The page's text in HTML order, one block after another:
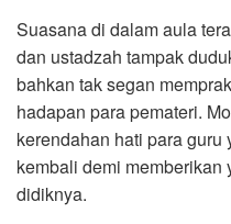
Suasana di dalam aula
dan ustadzah tampak
bahkan tak segan
hadapan para pemateri.
kerendahan hati para
kembali demi memberikan
didiknya.